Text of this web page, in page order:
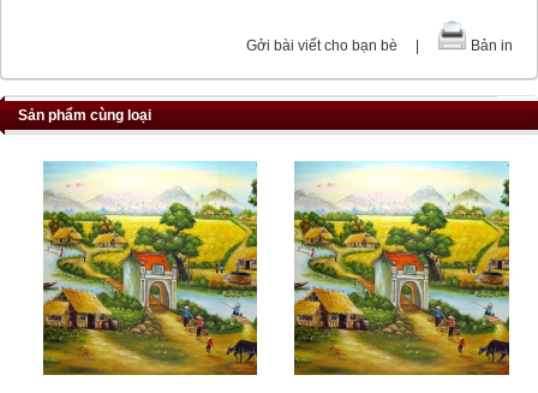
Gởi bài viết cho bạn bè Bản in
Sản phẩm cùng loại